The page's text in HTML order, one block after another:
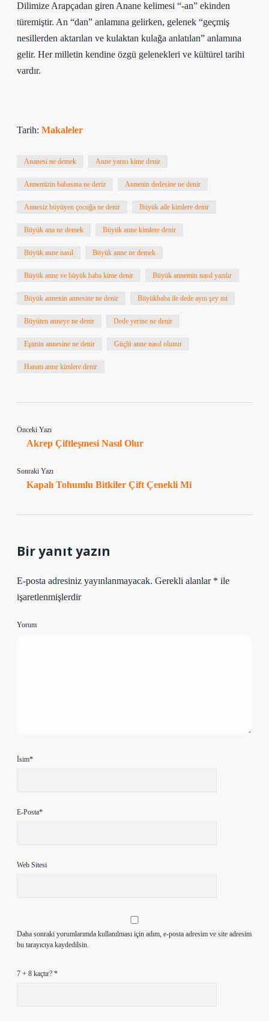
Dilimize Arapçadan giren Anane kelimesi “-an” ekinden
türemiştir. An “dan” anlamına gelirken, gelenek “geçmiş
nesillerden aktarılan ve kulaktan kulağa anlatılan” anlamına
gelir. Her milletin kendine özgü gelenekleri ve kültürel tarihi
vardır.
Tarih: Makaleler
Ananesi ne demek Anne yarısı kime denir
Annemizin babasına ne deriz Annenin dedesine ne denir
Annesiz büyüyen çocuğa ne denir Büyük aile kimlere denir
Büyük ana ne demek Büyük anne kimlere denir
Büyük anne nasıl Büyük anne ne demek
Büyük anne ve büyük baba kime denir Büyük annemin nasıl yazılır
Büyük annenin annesine ne denir Büyükbaba ile dede aynı şey mi
Büyüten anneye ne denir Dede yerine ne denir
Eşimin annesine ne denir Güçlü anne nasıl olunur
Hanım anne kimlere denir
Önceki Yazı
Akrep Çiftleşmesi Nasıl Olur
Sonraki Yazı
Kapalı Tohumlu Bitkiler Çift Çenekli Mi
Bir yanıt yazın
E-posta adresiniz yayınlanmayacak. Gerekli alanlar * ile
işaretlenmişlerdir
Yorum
İsim*
E-Posta*
Web Sitesi
Daha sonraki yorumlarımda kullanılması için adım, e-posta adresim ve site adresim
bu tarayıcıya kaydedilsin.
7 + 8 kaçtır? *